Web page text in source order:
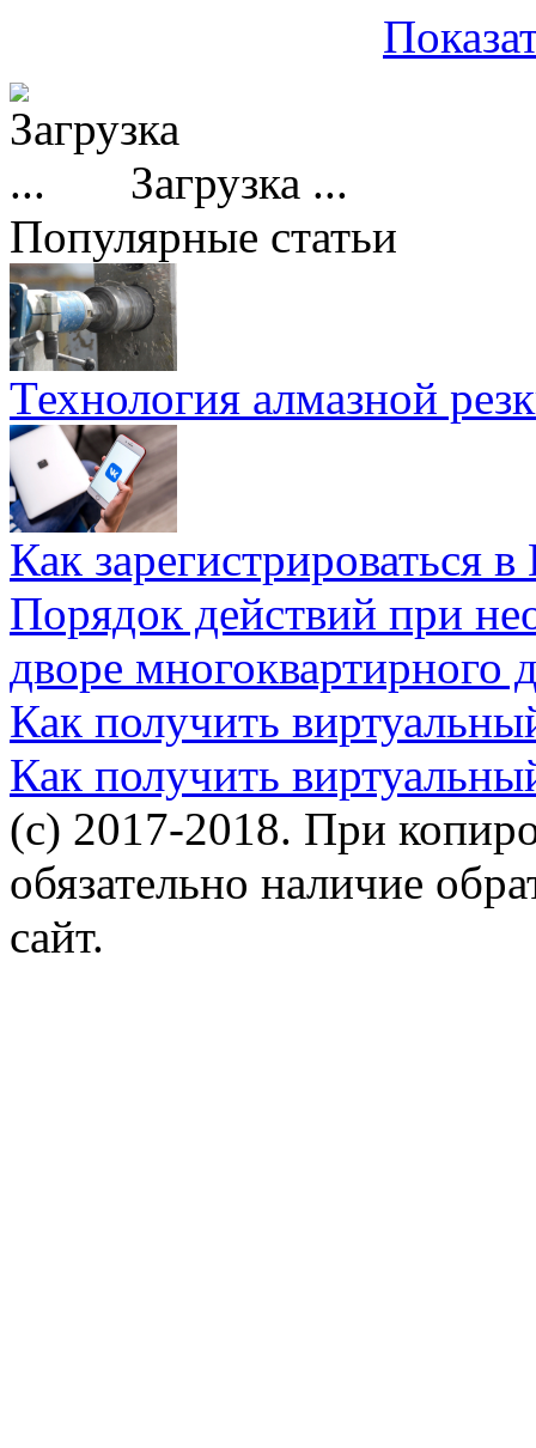
Загрузка ...
Популярные статьи
Технология алмазной
Как зарегистрироваться
Порядок действий при
дворе многоквартирного
Как получить
Как получить
(c) 2017-2018. При
обязательно наличие
сайт.